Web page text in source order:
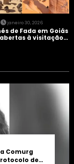
janeiro 30, 2026
de Fada em Goiás
à visitação
Comurg
de